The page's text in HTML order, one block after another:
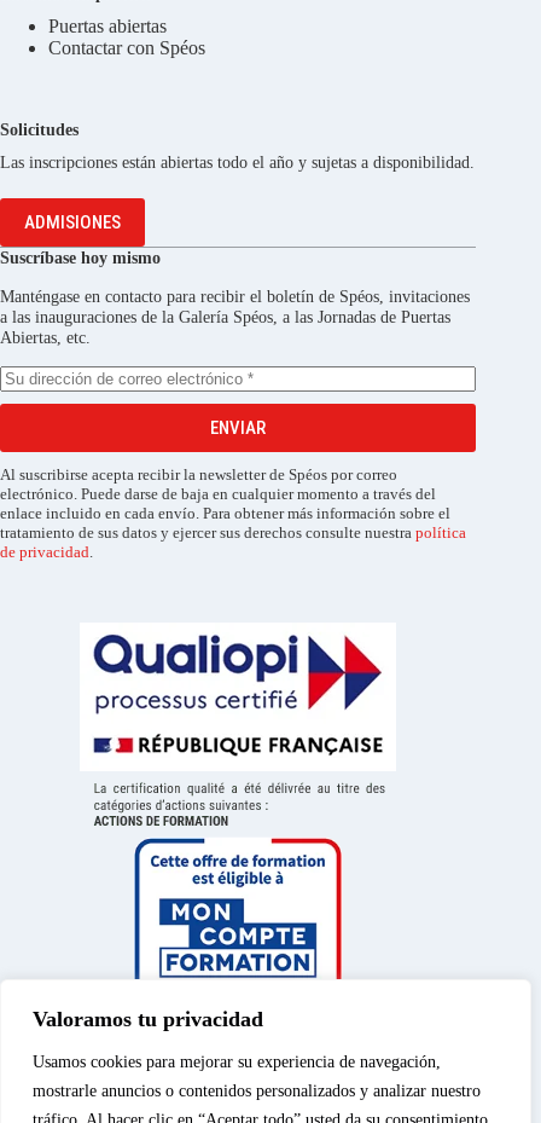
Valoramos tu privacidad
Usamos cookies para mejorar su experiencia de navegación,
mostrarle anuncios o contenidos personalizados y analizar nuestro
Puertas abiertas
Contactar con Spéos
Solicitudes
Las inscripciones están abiertas todo el año y sujetas a disponibilidad.
ADMISIONES
Suscríbase hoy mismo
Manténgase en contacto para recibir el boletín de Spéos, invitaciones
a las inauguraciones de la Galería Spéos, a las Jornadas de Puertas
Abiertas, etc.
ENVIAR
Al suscribirse acepta recibir la newsletter de Spéos por correo
electrónico. Puede darse de baja en cualquier momento a través del
enlace incluido en cada envío. Para obtener más información sobre el
tratamiento de sus datos y ejercer sus derechos consulte nuestra política
de privacidad.